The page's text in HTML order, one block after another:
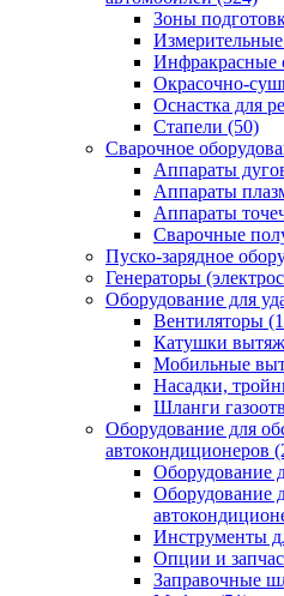
Зоны
Инфракрасные
Окрасочно-
Оснастка для
Стапели (50)
Сварочное
Аппараты
Аппараты
Аппараты
Сварочные
Пуско-зарядное
Генераторы
Оборудование для
Вентиляторы
Катушки
Мобильные
Насадки,
Шланги
Оборудование для
автокондиционеров
Оборудование
Оборудование
Инструменты
Опции и
Заправочные